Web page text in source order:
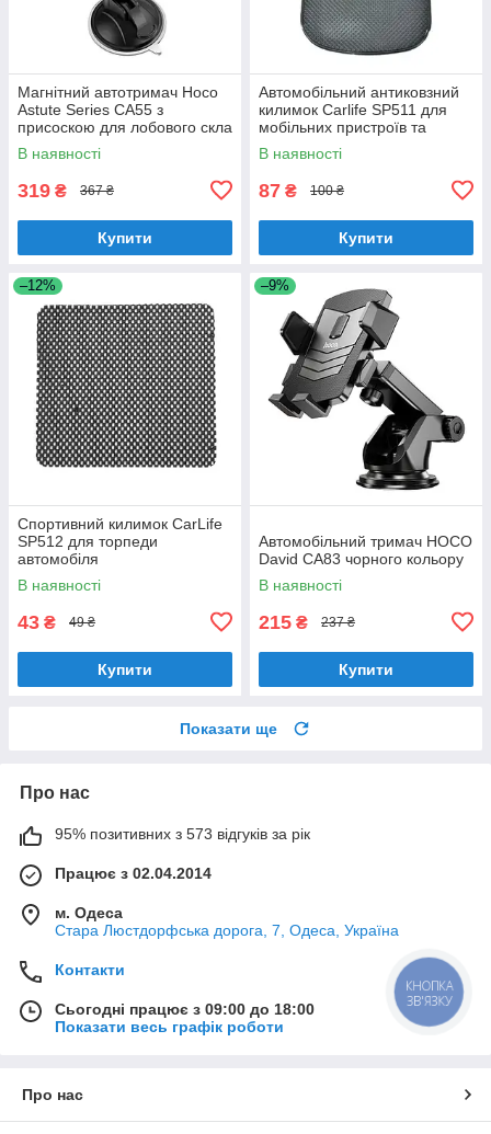
Магнітний автотримач Hoco
Astute Series CA55 з
присоскою для лобового скла
В наявності
319 ₴ 367 ₴
Купити
Автомобільний антиковзний
килимок Carlife SP511 для
мобільних пристроїв та
аксесуарів
В наявності
87 ₴ 100 ₴
Купити
–12%
Спортивний килимок CarLife
SP512 для торпеди
автомобіля
В наявності
43 ₴ 49 ₴
Купити
–9%
Автомобільний тримач HOCO
David CA83 чорного кольору
В наявності
215 ₴ 237 ₴
Купити
Показати ще
Про нас
95% позитивних з 573 відгуків за рік
Працює з 02.04.2014
м. Одеса
Стара Люстдорфська дорога, 7, Одеса, Україна
Контакти
Сьогодні працює з 09:00 до 18:00
Показати весь графік роботи
Про нас
КНОПКА
ЗВ'ЯЗКУ